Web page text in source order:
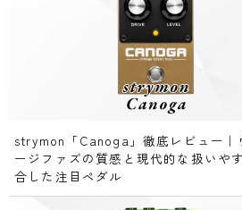
strymon「Canoga」徹底レビュー｜
ージファズの質感と現代的な扱いや
合した注目ペダル